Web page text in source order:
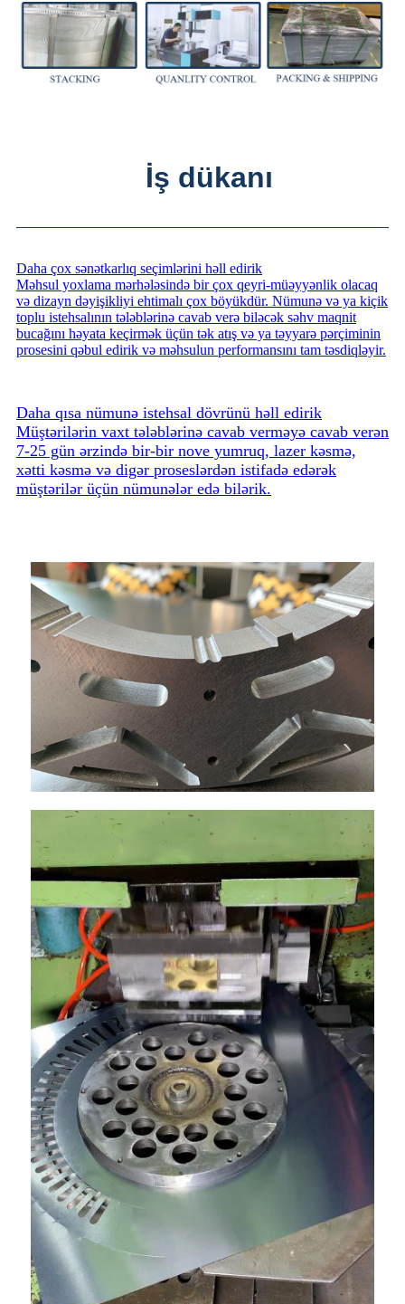
İş dükanı
Daha çox sənətkarlıq seçimlərini həll edirik
Məhsul yoxlama mərhələsində bir çox qeyri-müəyyənlik olacaq
və dizayn dəyişikliyi ehtimalı çox böyükdür. Nümunə və ya kiçik
toplu istehsalının tələblərinə cavab verə biləcək səhv maqnit
bucağını həyata keçirmək üçün tək atış və ya təyyarə pərçiminin
prosesini qəbul edirik və məhsulun performansını tam təsdiqləyir.
Daha qısa nümunə istehsal dövrünü həll edirik
Müştərilərin vaxt tələblərinə cavab verməyə cavab verən
7-25 gün ərzində bir-bir nove yumruq, lazer kəsmə,
xətti kəsmə və digər proseslərdən istifadə edərək
müştərilər üçün nümunələr edə bilərik.